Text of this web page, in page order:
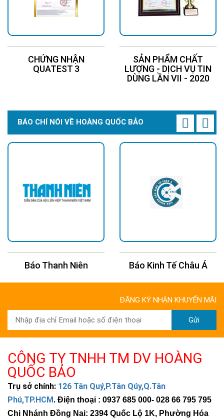
CHỨNG NHẬN
QUATEST 3
SẢN PHẨM CHẤT
LƯỢNG - DỊCH VỤ TIN
DÙNG LẦN VII - 2020
BÁO CHÍ NÓI VỀ HOÀNG QUỐC BẢO
Báo Thanh Niên Báo Kinh Tế Châu Á
ĐĂNG KÝ NHẬN KHUYẾN MÃI
Gửi
CÔNG TY TNHH TM DV HOÀNG
QUỐC BẢO
Trụ sở chính: 126 Tân Quý,P.Tân Qúy,Q.Tân
Phú,TP.HCM. Điện thoại : 0937 685 000- 028 66 795 795
Chi Nhánh Đồng Nai: 2394 Quốc Lộ 1K, Phường Hóa